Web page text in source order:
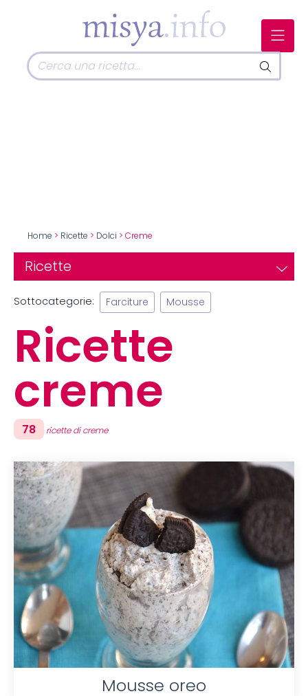
Home > Ricette > Dolci > Creme
Ricette
Sottocategorie: Farciture Mousse
Ricette
creme
78 ricette di creme
Mousse oreo